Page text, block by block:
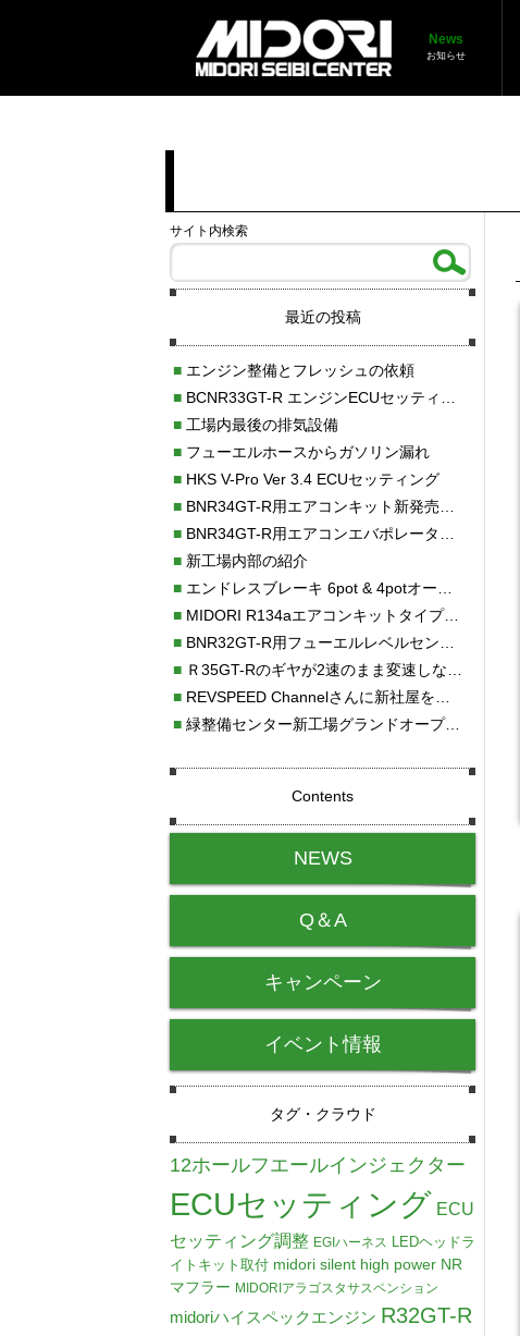
News
お知らせ
サイト内検索
最近の投稿
■エンジン整備とフレッシュの依頼
■BCNR33GT-R エンジンECUセッティング調整
■工場内最後の排気設備
■フューエルホースからガソリン漏れ
■HKS V-Pro Ver 3.4 ECUセッティング
■BNR34GT-R用エアコンキット新発売！！
■BNR34GT-R用エアコンエバポレーターを新発売！！
■新工場内部の紹介
■エンドレスブレーキ 6pot & 4potオーバーホール
■MIDORI R134aエアコンキットタイプⅡ取り付け
■BNR32GT-R用フューエルレベルセンサー新発売！！
■Ｒ35GT-Rのギヤが2速のまま変速しない！！
■REVSPEED Channelさんに新社屋を紹介していただきました!!
■緑整備センター新工場グランドオープン・続報
Contents
NEWS
Q＆A
キャンペーン
イベント情報
タグ・クラウド
12ホールフエールインジェクター
ECUセッティング ECU
セッティング調整 EGIハーネス LEDヘッドラ
イトキット取付 midori silent high power NR
マフラー MIDORIアラゴスタサスペンション
midoriハイスペックエンジン R32GT-R